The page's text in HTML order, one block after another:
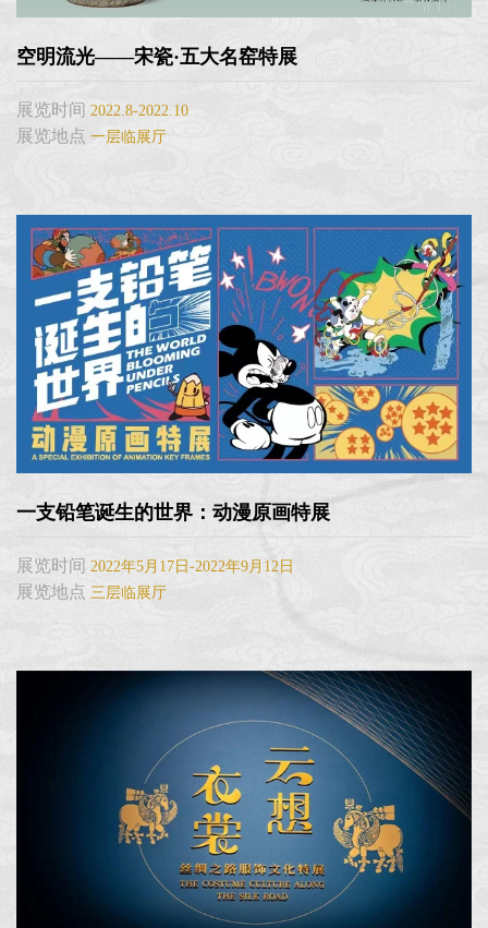
空明流光——宋瓷·五大名窑特展
展览时间 2022.8-2022.10
展览地点 一层临展厅
一支铅笔诞生的世界：动漫原画特展
展览时间 2022年5月17日-2022年9月12日
展览地点 三层临展厅